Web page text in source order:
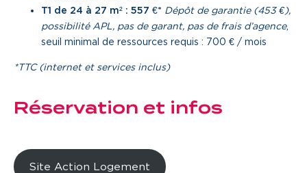
T1 de 24 à 27 m² : 557 €* Dépôt de garantie (453 €),
possibilité APL, pas de garant, pas de frais d’agence,
seuil minimal de ressources requis : 700 € / mois
*TTC (internet et services inclus)
Réservation et infos
Site Action Logement